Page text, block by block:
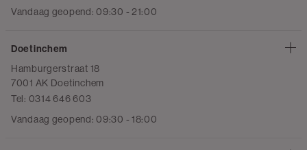
Vandaag geopend: 09:30 - 21:00
Doetinchem
Hamburgerstraat 18
7001 AK Doetinchem
Tel: 0314 646 603
Vandaag geopend: 09:30 - 18:00